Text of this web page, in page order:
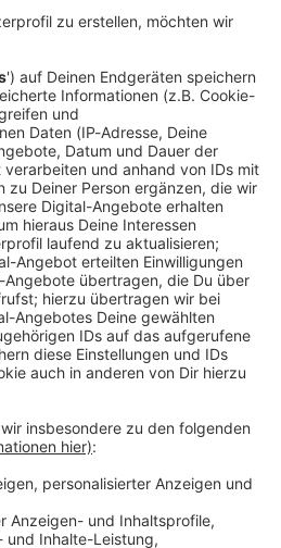
dem Laufenden
bleiben!
- mit unserem kostenlosen
Newsletter. Ob Nachrichten,
neuesten Aktionen - wir
dich.
anmelden